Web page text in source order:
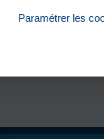
Paramétrer les